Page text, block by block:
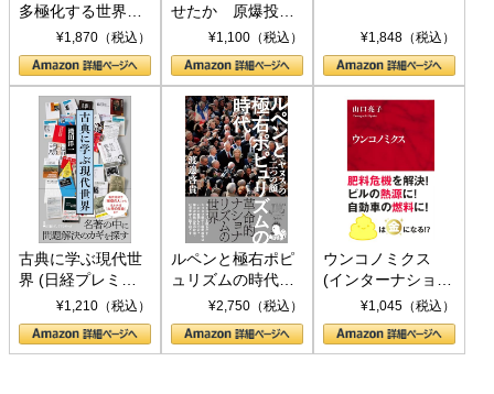
多極化する世界：
トランプとBRICS
の挑戦
¥1,870（税込）
せたか 原爆投
下、ソ連参戦、そ
して聖断 (PHP新
書)
¥1,100（税込） ¥1,848（税込）
古典に学ぶ現代世
界 (日経プレミア
シリーズ)¥1,210（税込）
ルペンと極右ポピ
ュリズムの時代：
〈ヤヌス〉の二つ
の顔
¥2,750（税込）
ウンコノミクス
(インターナショナ
ル新書)¥1,045（税込）